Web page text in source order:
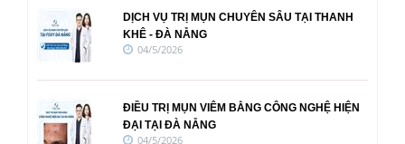
DỊCH VỤ TRỊ MỤN CHUYÊN SÂU TẠI THANH
KHÊ - ĐÀ NẴNG
04/5/2026
ĐIỀU TRỊ MỤN VIÊM BẰNG CÔNG NGHỆ HIỆN
ĐẠI TẠI ĐÀ NẴNG
04/5/2026